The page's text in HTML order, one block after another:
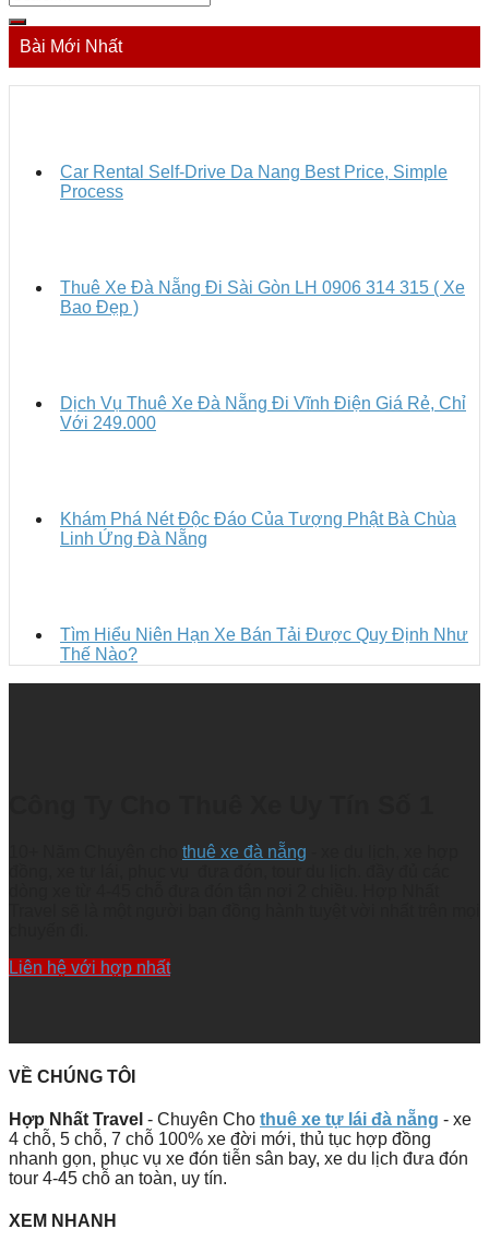
Bài Mới Nhất
Car Rental Self-Drive Da Nang Best Price, Simple
Process
Thuê Xe Đà Nẵng Đi Sài Gòn LH 0906 314 315 ( Xe
Bao Đẹp )
Dịch Vụ Thuê Xe Đà Nẵng Đi Vĩnh Điện Giá Rẻ, Chỉ
Với 249.000
Khám Phá Nét Độc Đáo Của Tượng Phật Bà Chùa
Linh Ứng Đà Nẵng
Tìm Hiểu Niên Hạn Xe Bán Tải Được Quy Định Như
Thế Nào?
thuê xe đà nẵng
Liên hệ với hợp nhất
VỀ CHÚNG TÔI
Hợp Nhất Travel - Chuyên Cho thuê xe tự lái đà nẵng - xe
4 chỗ, 5 chỗ, 7 chỗ 100% xe đời mới, thủ tục hợp đồng
nhanh gọn, phục vụ xe đón tiễn sân bay, xe du lịch đưa đón
tour 4-45 chỗ an toàn, uy tín.
XEM NHANH